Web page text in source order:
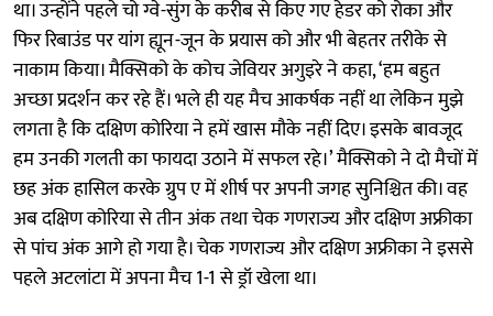
था। उन्होंने पहले चो ग्वे-सुंग के करीब से किए गए हेडर को रोका और
फिर रिबाउंड पर यांग ह्यून-जून के प्रयास को और भी बेहतर तरीके से
नाकाम किया। मैक्सिको के कोच जेवियर अगुइरे ने कहा, ‘हम बहुत
अच्छा प्रदर्शन कर रहे हैं। भले ही यह मैच आकर्षक नहीं था लेकिन मुझे
लगता है कि दक्षिण कोरिया ने हमें खास मौके नहीं दिए। इसके बावजूद
हम उनकी गलती का फायदा उठाने में सफल रहे।’ मैक्सिको ने दो मैचों में
छह अंक हासिल करके ग्रुप ए में शीर्ष पर अपनी जगह सुनिश्चित की। वह
अब दक्षिण कोरिया से तीन अंक तथा चेक गणराज्य और दक्षिण अफ्रीका
से पांच अंक आगे हो गया है। चेक गणराज्य और दक्षिण अफ्रीका ने इससे
पहले अटलांटा में अपना मैच 1-1 से ड्रॉ खेला था।